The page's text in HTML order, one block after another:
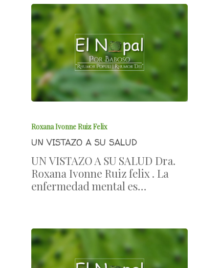
Roxana Ivonne Ruiz Felix
UN VISTAZO A SU SALUD
UN VISTAZO A SU SALUD Dra.
Roxana Ivonne Ruiz felix . La
enfermedad mental es…